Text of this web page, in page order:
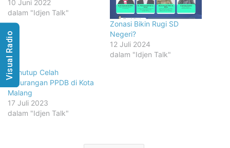
10 Juni 2022
dalam "Idjen Talk"
Zonasi Bikin Rugi SD
Negeri?
12 Juli 2024
dalam "Idjen Talk"
Menutup Celah
Kecurangan PPDB di Kota
Malang
17 Juli 2023
dalam "Idjen Talk"
Visual Radio